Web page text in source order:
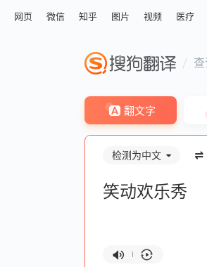
网页 微信 知乎 图片 视频 医疗
查
翻文字
检测为中文